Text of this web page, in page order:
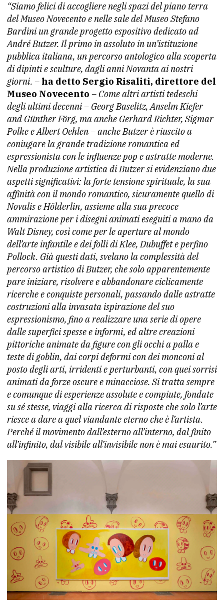
“Siamo felici di accogliere negli spazi del piano terra
del Museo Novecento e nelle sale del Museo Stefano
Bardini un grande progetto espositivo dedicato ad
André Butzer. Il primo in assoluto in un’istituzione
pubblica italiana, un percorso antologico alla scoperta
di dipinti e sculture, dagli anni Novanta ai nostri
giorni. – ha detto Sergio Risaliti, direttore del
Museo Novecento – Come altri artisti tedeschi
degli ultimi decenni – Georg Baselitz, Anselm Kiefer
and Günther Förg, ma anche Gerhard Richter, Sigmar
Polke e Albert Oehlen – anche Butzer è riuscito a
coniugare la grande tradizione romantica ed
espressionista con le influenze pop e astratte moderne.
Nella produzione artistica di Butzer si evidenziano due
aspetti significativi: la forte tensione spirituale, la sua
affinità con il mondo romantico, sicuramente quello di
Novalis e Hölderlin, assieme alla sua precoce
ammirazione per i disegni animati eseguiti a mano da
Walt Disney, così come per le aperture al mondo
dell’arte infantile e dei folli di Klee, Dubuffet e perfino
Pollock. Già questi dati, svelano la complessità del
percorso artistico di Butzer, che solo apparentemente
pare iniziare, risolvere e abbandonare ciclicamente
ricerche e conquiste personali, passando dalle astratte
costruzioni alla invasata ispirazione del suo
espressionismo, fino a realizzare una serie di opere
dalle superfici spesse e informi, ed altre creazioni
pittoriche animate da figure con gli occhi a palla e
teste di goblin, dai corpi deformi con dei monconi al
posto degli arti, irridenti e perturbanti, con quei sorrisi
animati da forze oscure e minacciose. Si tratta sempre
e comunque di esperienze assolute e compiute, fondate
su sé stesse, viaggi alla ricerca di risposte che solo l’arte
riesce a dare a quel viandante eterno che è l’artista.
Perché il movimento dall’esterno all’interno, dal finito
all’infinito, dal visibile all’invisibile non è mai esaurito.”